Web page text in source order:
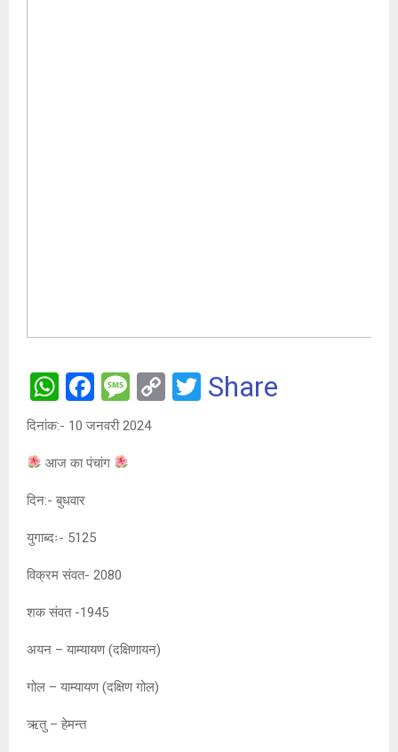
W
h
s
A
p
F
a
b
o
M
es
C
T
Share
दिनांक:- 10 जनवरी 2024
आज का पंचांग
दिन:- बुधवार
युगाब्दः- 5125
विक्रम संवत- 2080
शक संवत -1945
अयन – याम्यायण (दक्षिणायन)
गोल – याम्यायण (दक्षिण गोल)
ऋतु – हेमन्त